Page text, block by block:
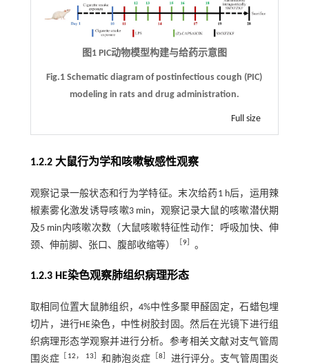
图1 PIC动物模型构建与给药示意图
Fig.1 Schematic diagram of postinfectious cough (PIC)
modeling in rats and drug administration.
Full size
1.2.2 大鼠行为学和咳嗽敏感性观察
观察记录一般状态和行为学特征。末次给药1 h后，运用辣
椒素雾化激发诱导咳嗽3 min，观察记录大鼠的咳嗽潜伏期
及5 min内咳嗽次数（大鼠咳嗽特征性动作：呼吸加快、伸
颈、伸前脚、张口、腹部收缩等）
9］ 。
1.2.3 HE染色观察肺组织病理形态
取相同位置大鼠肺组织，4%中性多聚甲醛固定，石蜡包埋
切片，进行HE染色，中性树胶封固。然后在光镜下进行组
织病理形态学观察并进行分析。参考相关文献对支气管周
围炎症
12， 13 ］和肺泡炎症 8
进行评分。支气管周围炎